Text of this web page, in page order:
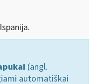
(angl.
automatiškai